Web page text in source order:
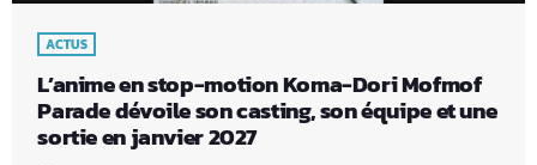
ACTUS
L’anime en stop-motion Koma-Dori Mofmof
Parade dévoile son casting, son équipe et une
sortie en janvier 2027